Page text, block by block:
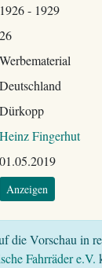
1926 - 1929
26
Werbematerial
Deutschland
Dürkopp
Heinz Fingerhut
01.05.2019
Anzeigen
die Vorschau in
Fahrräder e.V.